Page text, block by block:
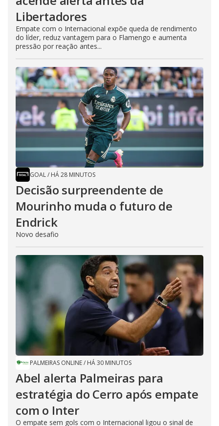
Libertadores
Empate com o Internacional expõe queda de rendimento
do líder, reduz vantagem para o Flamengo e aumenta
pressão por reação antes...
GOAL/ HÁ 28 MINUTOS
Decisão surpreendente de
Mourinho muda o futuro de
Endrick
Novo desafio
PALMEIRAS ONLINE/ HÁ 30 MINUTOS
Abel alerta Palmeiras para
estratégia do Cerro após empate
com o Inter
O empate sem gols com o Internacional ligou o sinal de